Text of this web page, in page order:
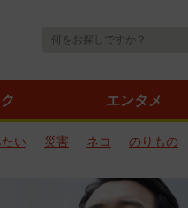
エンタメ
い 災害 ネコ のりもの